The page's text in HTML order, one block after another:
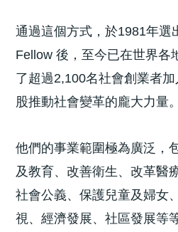
通過這個方式，於1981年選
Fellow 後，至今已在世界各
了超過2,100名社會創業者
股推動社會變革的龐大力量。
他們的事業範圍極為廣泛，
及教育、改善衛生、改革醫
社會公義、保護兒童及婦女
視、經濟發展、社區發展等等